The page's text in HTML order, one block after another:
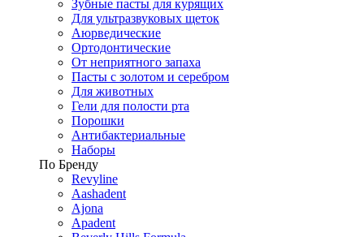
Зубные пасты для курящих
Для ультразвуковых щеток
Аюрведические
Ортодонтические
От неприятного запаха
Пасты с золотом и серебром
Для животных
Гели для полости рта
Порошки
Антибактериальные
Наборы
По Бренду
Revyline
Aashadent
Ajona
Apadent